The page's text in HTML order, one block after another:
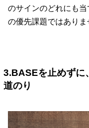
のサインのどれにも
の優先課題ではありま
3.BASEを止めず
道のり